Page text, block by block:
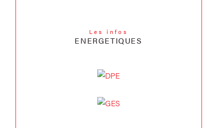
Les infos
ENERGETIQUES